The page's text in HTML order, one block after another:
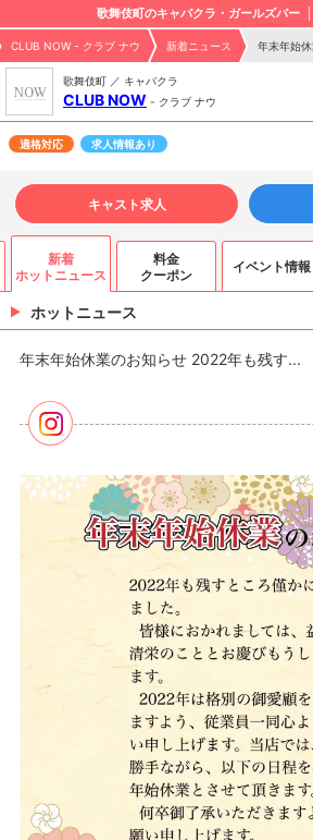
歌舞伎町のキャバクラ・ガールズバー
CLUB NOW - クラブ ナウ 新着ニュース 年末年始
歌舞伎町 ／ キャバクラ
CLUB NOW - クラブ ナウ
適格対応 求人情報あり
キャスト求人
新着
ホットニュース
料金
クーポン
イベント情報
ホットニュース
年末年始休業のお知らせ 2022年も残す...